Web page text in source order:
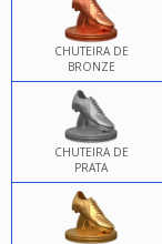
CHUTEIRA DE
BRONZE
CHUTEIRA DE
PRATA